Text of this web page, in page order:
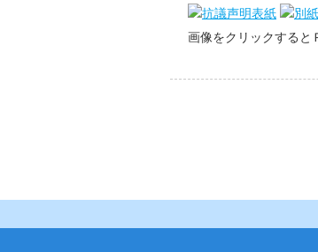
画像をクリックすると